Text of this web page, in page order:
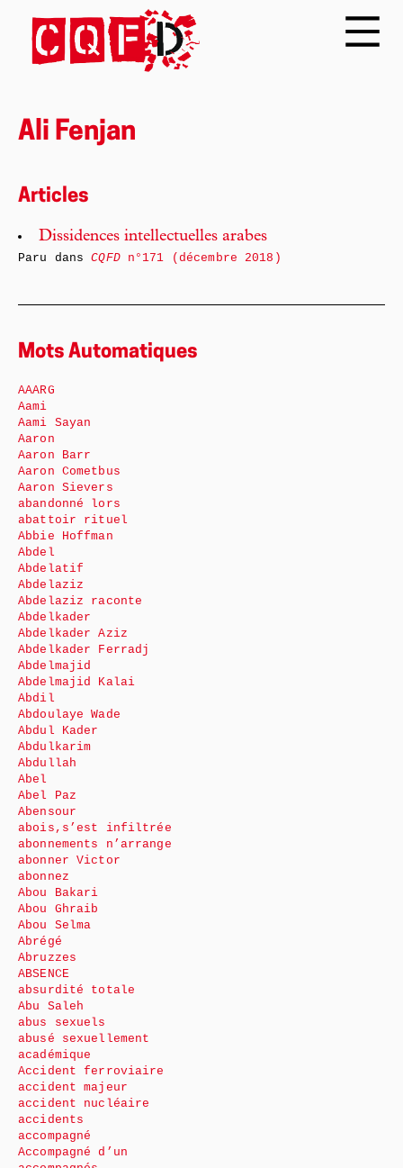
Ali Fenjan
Articles
Dissidences intellectuelles arabes
Paru dansCQFDn°171 (décembre 2018)
Mots Automatiques
AAARG
Aami
Aami Sayan
Aaron
Aaron Barr
Aaron Cometbus
Aaron Sievers
abandonné lors
abattoir rituel
Abbie Hoffman
Abdel
Abdelatif
Abdelaziz
Abdelaziz raconte
Abdelkader
Abdelkader Aziz
Abdelkader Ferradj
Abdelmajid
Abdelmajid Kalai
Abdil
Abdoulaye Wade
Abdul Kader
Abdulkarim
Abdullah
Abel
Abel Paz
Abensour
abois,s’est infiltrée
abonnements n’arrange
abonner Victor
abonnez
Abou Bakari
Abou Ghraib
Abou Selma
Abrégé
Abruzzes
ABSENCE
absurdité totale
Abu Saleh
abus sexuels
abusé sexuellement
académique
Accident ferroviaire
accident majeur
accident nucléaire
accidents
accompagné
Accompagné d’un